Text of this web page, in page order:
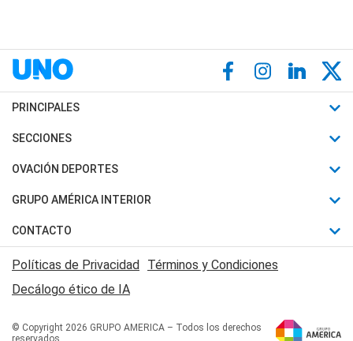
PRINCIPALES
Últimas Noticias
Política
Judiciales
Economia
SECCIONES
Horóscopo
Motores
Trucos caseros
Series y Películas
Edictos y Solicitadas
OVACIÓN DEPORTES
Fútbol
Mundial
Automovilismo
Rugby
Básquet
GRUPO AMÉRICA INTERIOR
Canal 7 en Vivo
San Juan 8
CONTACTO
Acerca de Nosotros
Contactanos
Políticas de Privacidad Términos y Condiciones
Decálogo ético de IA
© Copyright 2026 GRUPO AMERICA – Todos los derechos
reservados